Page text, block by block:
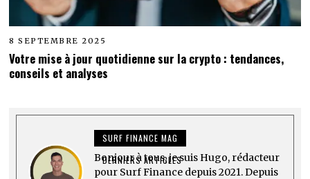
8 SEPTEMBRE 2025
Votre mise à jour quotidienne sur la crypto : tendances,
conseils et analyses
SURF FINANCE MAG
DERNIERS ARTICLES
Bonjour à tous, je suis Hugo, rédacteur
pour Surf Finance depuis 2021. Depuis